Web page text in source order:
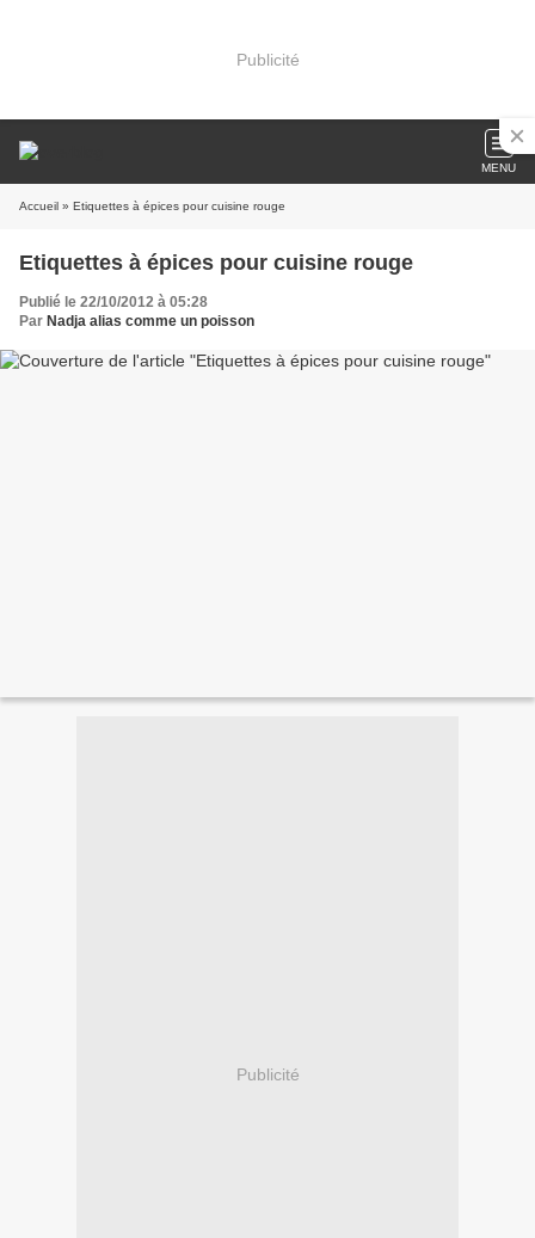
Publicité
MENU
Accueil » Etiquettes à épices pour cuisine rouge
Etiquettes à épices pour cuisine rouge
Publié le 22/10/2012 à 05:28
Par Nadja alias comme un poisson
Publicité